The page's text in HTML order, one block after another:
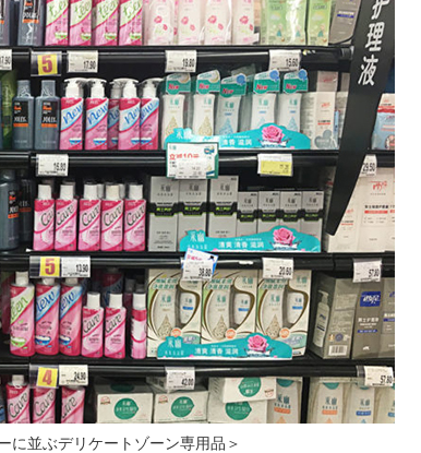
に並ぶデリケートゾーン専用品＞